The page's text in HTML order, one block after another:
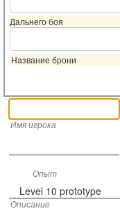
Дальнего боя
Название брони
Имя игрока
Опыт
Level 10 prototype
Описание